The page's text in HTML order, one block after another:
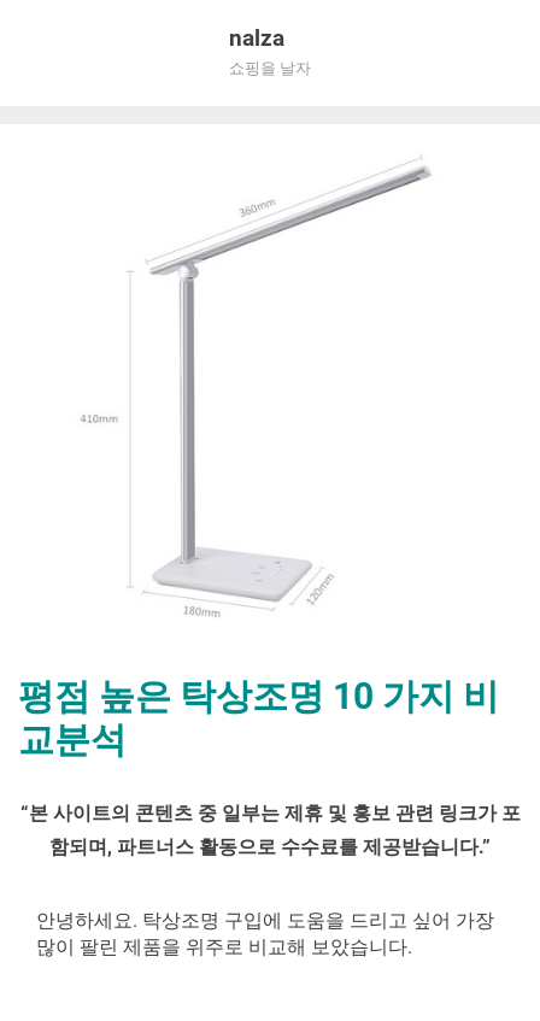
nalza
쇼핑을 날자
평점 높은 탁상조명 10 가지 비
교분석
on
점
높
상
조
“본 사이트의 콘텐츠 중 일부는 제휴 및 홍보 관련 링크가 포
함되며, 파트너스 활동으로 수수료를 제공받습니다.”
안녕하세요. 탁상조명 구입에 도움을 드리고 싶어 가장
많이 팔린 제품을 위주로 비교해 보았습니다.